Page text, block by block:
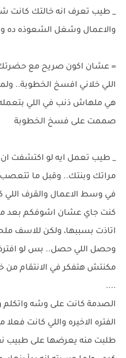
_ طيب تعرف انه خالتك كانت
والاعمال وشغل الشعوذه ده
= عشان اكون صريح مع
اللي خلاني افسخ الخطوبة..
هي ملهاش ذنب في اللي بتعمله
صممت على فسخ الخطوبة
_ طيب تعمل ايه لو اكتشفت ان
مراتك وبنتك.. وقبل ما تتعصب
في وسط الاعمال والقرف اللي
كنت جاي عشان اشوفكم بعد ما
اتاذت بسببها، ولكن للاسف
وحصل اللي حصل.. بس لو
مكنتش هتفكر في الانتقام من
....
الصدمة كانت على وشه واتكلم
الفتره الاخيره واللي كانت
طلبت منه يعرضها على طبيب